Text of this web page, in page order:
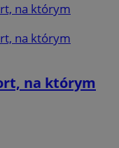
na którym